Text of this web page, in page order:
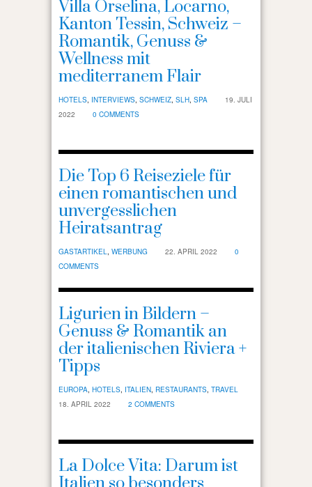
Villa Orselina, Locarno,
Kanton Tessin, Schweiz –
Romantik, Genuss &
Wellness mit
mediterranem Flair
HOTELS, INTERVIEWS, SCHWEIZ, SLH, SPA
19. JULI
2022
0 COMMENTS
Die Top 6 Reiseziele für
einen romantischen und
unvergesslichen
Heiratsantrag
GASTARTIKEL, WERBUNG 22. APRIL 2022
0
COMMENTS
Ligurien in Bildern –
Genuss & Romantik an
der italienischen Riviera +
Tipps
EUROPA, HOTELS, ITALIEN, RESTAURANTS, TRAVEL
18. APRIL 2022
2 COMMENTS
La Dolce Vita: Darum ist